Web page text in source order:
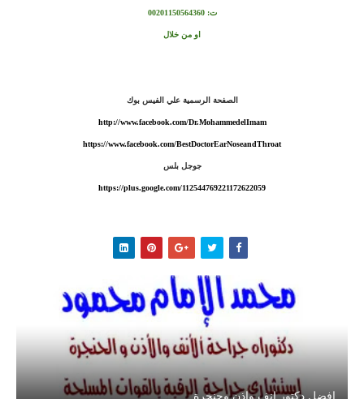
ت: 00201150564360
او من خلال
الصفحة الرسمية علي الفيس بوك
http://www.facebook.com/Dr.MohammedelImam
https://www.facebook.com/BestDoctorEarNoseandThroat
جوجل بلس
https://plus.google.com/112544769221172622059
افضل دكتور انف واذن وحنجرة